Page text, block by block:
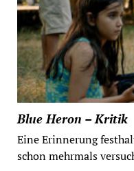
Blue Heron – Kritik
Eine Erinnerung
schon mehrmals